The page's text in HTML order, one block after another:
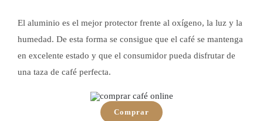
El aluminio es el mejor protector frente al oxígeno, la luz y la
humedad. De esta forma se consigue que el café se mantenga
en excelente estado y que el consumidor pueda disfrutar de
una taza de café perfecta.
Comprar